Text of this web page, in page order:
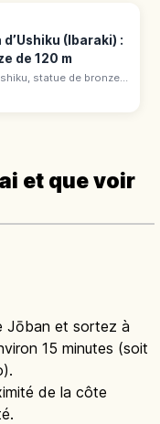
(Ibaraki) :
de 120 m
statue de bronze
5 niveaux, les 3 400
et que voir
Jōban et sortez à
15 minutes (soit
de la côte